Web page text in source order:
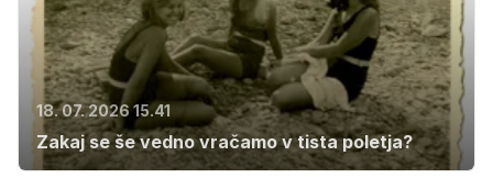
18. 07. 2026 15.41
Zakaj se še vedno vračamo v tista poletja?